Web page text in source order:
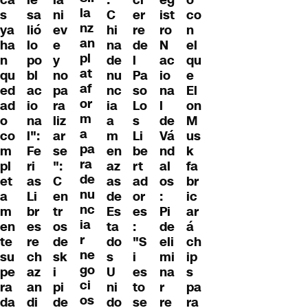
s
ya
ha
n
qu
ed
ad
o
co
m
pl
et
a
m
en
te
su
pe
ra
da
sa
lió
lo
po
bl
ac
io
na
l":
Fe
ri
as
Li
br
es
re
ch
az
an
di
ni
ev
e
y
no
pa
ra
liz
ar
se
":
C
en
tr
os
de
sk
i
pi
de
la
nz
an
pl
at
af
or
m
a
pa
ra
de
nu
nc
ia
r
ne
go
ci
os
C
hi
na
de
nu
nc
ia
a
m
en
az
as
de
Es
ta
do
s
U
ni
do
er
re
de
l
Pa
so
Lo
s
Li
be
rt
ad
or
es
:
"S
i
es
to
se
ist
ro
N
ac
io
na
l
de
Vá
nd
al
os
:
Pi
de
eli
mi
na
r
re
co
n
el
qu
e
El
on
M
us
k
fa
br
ic
ar
á
ch
ip
s
pa
ra